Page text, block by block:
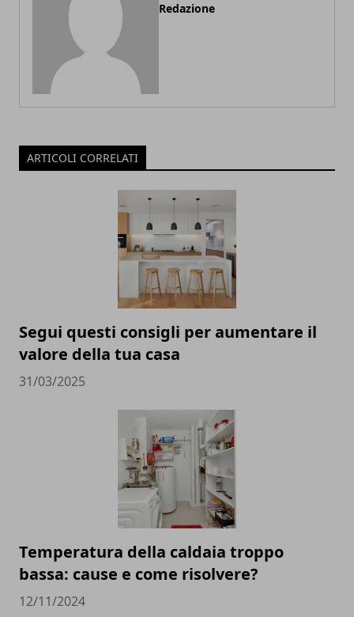
Redazione
ARTICOLI CORRELATI
Segui questi consigli per aumentare il
valore della tua casa
31/03/2025
Temperatura della caldaia troppo
bassa: cause e come risolvere?
12/11/2024